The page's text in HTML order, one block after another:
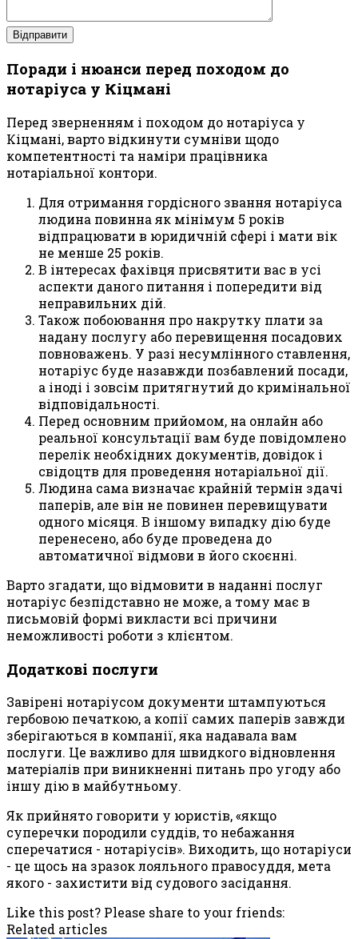
Поради і нюанси перед походом до
нотаріуса у Кіцмані
Перед зверненням і походом до нотаріуса у
Кіцмані, варто відкинути сумніви щодо
компетентності та наміри працівника
нотаріальної контори.
Для отримання гордісного звання нотаріуса
людина повинна як мінімум 5 років
відпрацювати в юридичній сфері і мати вік
не менше 25 років.
В інтересах фахівця присвятити вас в усі
аспекти даного питання і попередити від
неправильних дій.
Також побоювання про накрутку плати за
надану послугу або перевищення посадових
повноважень. У разі несумлінного ставлення,
нотаріус буде назавжди позбавлений посади,
а іноді і зовсім притягнутий до кримінальної
відповідальності.
Перед основним прийомом, на онлайн або
реальної консультації вам буде повідомлено
перелік необхідних документів, довідок і
свідоцтв для проведення нотаріальної дії.
Людина сама визначає крайній термін здачі
паперів, але він не повинен перевищувати
одного місяця. В іншому випадку дію буде
перенесено, або буде проведена до
автоматичної відмови в його скоєнні.
Варто згадати, що відмовити в наданні послуг
нотаріус безпідставно не може, а тому має в
письмовій формі викласти всі причини
неможливості роботи з клієнтом.
Додаткові послуги
Завірені нотаріусом документи штампуються
гербовою печаткою, а копії самих паперів завжди
зберігаються в компанії, яка надавала вам
послуги. Це важливо для швидкого відновлення
матеріалів при виникненні питань про угоду або
іншу дію в майбутньому.
Як прийнято говорити у юристів, «якщо
суперечки породили суддів, то небажання
сперечатися - нотаріусів». Виходить, що нотаріуси
- це щось на зразок лояльного правосуддя, мета
якого - захистити від судового засідання.
Like this post? Please share to your friends:
Related articles